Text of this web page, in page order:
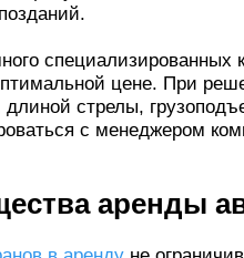
199
цене. При
длиной стрелы,
с менеджером
аренды